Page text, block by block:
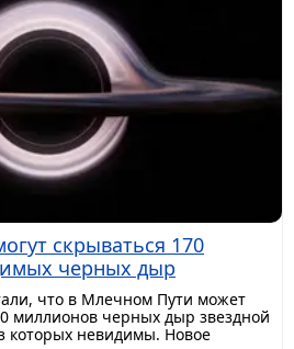
скрываться 170
черных дыр
что в Млечном Пути может
миллионов черных дыр звездной
которых невидимы. Новое